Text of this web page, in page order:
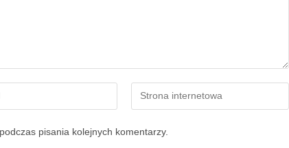
pisania kolejnych komentarzy.